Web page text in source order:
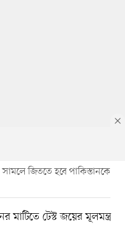
জিততে হবে পাকিস্তানকে
মাটিতে টেস্ট জয়ের মূলমন্ত্র